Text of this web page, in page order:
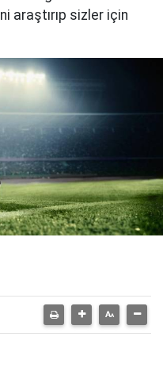
araştırıp sizler için